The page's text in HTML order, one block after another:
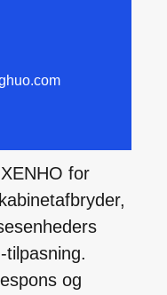
for
tilpasning.
og